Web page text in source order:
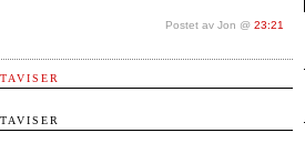
Postet av Jon @ 23:21